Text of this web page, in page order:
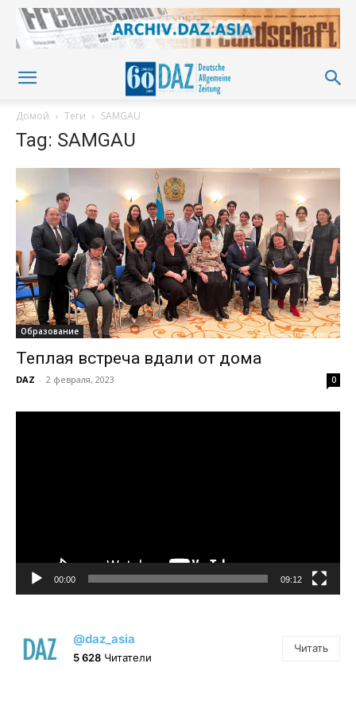
Домой Теги SAMGAU
Tag: SAMGAU
Образование
Теплая встреча вдали от дома
DAZ - 2 февраля, 2023 0
00:00 09:12
@daz_asia
5 628 Читатели
Читать